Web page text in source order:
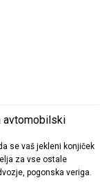
avtomobilski
se vaš jekleni konjiček
za vse ostale
pogonska veriga.